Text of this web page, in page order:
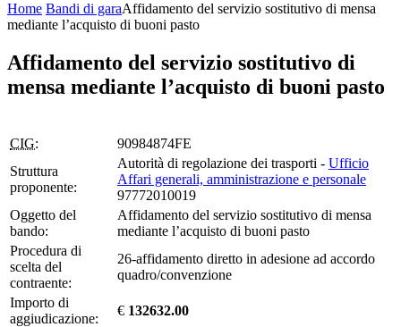
Home Bandi di garaAffidamento del servizio sostitutivo di mensa
mediante l’acquisto di buoni pasto
Affidamento del servizio sostitutivo di
mensa mediante l’acquisto di buoni pasto
CIG:
90984874FE
Struttura
proponente:
Autorità di regolazione dei trasporti - Ufficio
Affari generali, amministrazione e personale
97772010019
Oggetto del
bando:
Affidamento del servizio sostitutivo di mensa
mediante l’acquisto di buoni pasto
Procedura di
scelta del
contraente:
26-affidamento diretto in adesione ad accordo
quadro/convenzione
Importo di
aggiudicazione:
€ 132632.00